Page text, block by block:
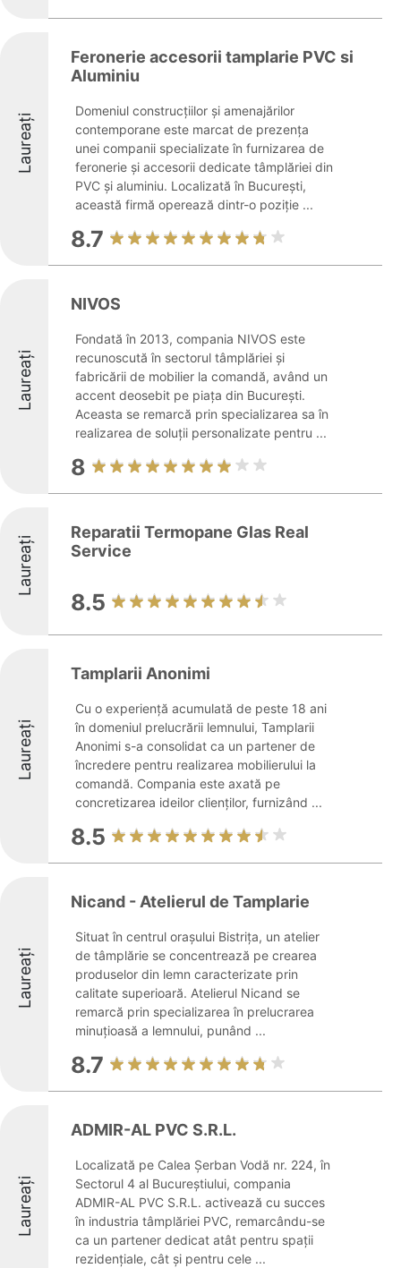
Laureați
Feronerie accesorii tamplarie PVC si
Aluminiu
Domeniul construcțiilor și amenajărilor
contemporane este marcat de prezența
unei companii specializate în furnizarea de
feronerie și accesorii dedicate tâmplăriei din
PVC și aluminiu. Localizată în București,
această firmă operează dintr-o poziție ...
8.7
Laureați
NIVOS
Fondată în 2013, compania NIVOS este
recunoscută în sectorul tâmplăriei și
fabricării de mobilier la comandă, având un
accent deosebit pe piața din București.
Aceasta se remarcă prin specializarea sa în
realizarea de soluții personalizate pentru ...
8
Laureați
Reparatii Termopane Glas Real
Service
8.5
Laureați
Tamplarii Anonimi
Cu o experiență acumulată de peste 18 ani
în domeniul prelucrării lemnului, Tamplarii
Anonimi s-a consolidat ca un partener de
încredere pentru realizarea mobilierului la
comandă. Compania este axată pe
concretizarea ideilor clienților, furnizând ...
8.5
Laureați
Nicand - Atelierul de Tamplarie
Situat în centrul orașului Bistrița, un atelier
de tâmplărie se concentrează pe crearea
produselor din lemn caracterizate prin
calitate superioară. Atelierul Nicand se
remarcă prin specializarea în prelucrarea
minuțioasă a lemnului, punând ...
8.7
Laureați
ADMIR-AL PVC S.R.L.
Localizată pe Calea Șerban Vodă nr. 224, în
Sectorul 4 al Bucureștiului, compania
ADMIR-AL PVC S.R.L. activează cu succes
în industria tâmplăriei PVC, remarcându-se
ca un partener dedicat atât pentru spații
rezidențiale, cât și pentru cele ...